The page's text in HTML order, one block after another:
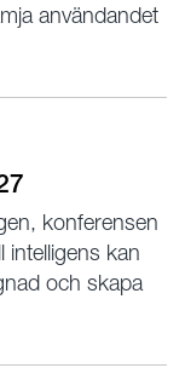
användandet
konferensen
intelligens kan
och skapa